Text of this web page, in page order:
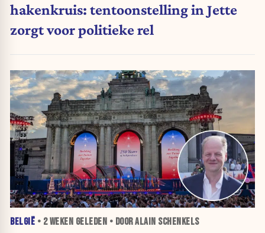
hakenkruis: tentoonstelling in Jette
zorgt voor politieke rel
BELGIË • 2 WEKEN GELEDEN • DOOR ALAIN SCHENKELS